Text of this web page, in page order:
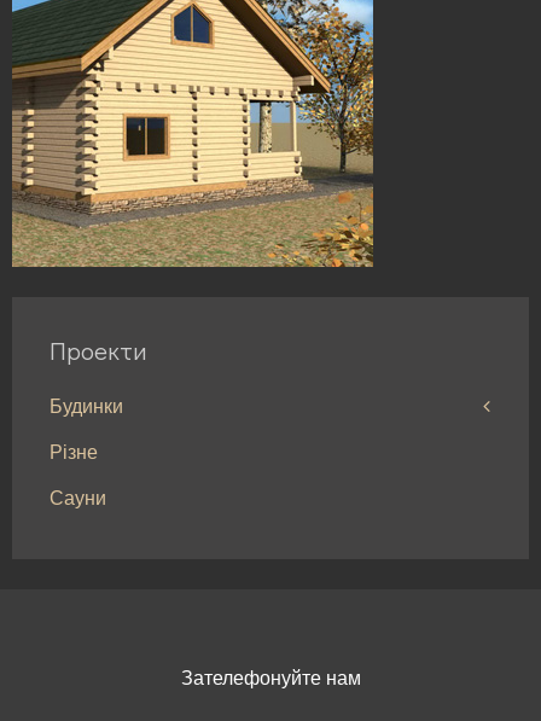
Проекти
Будинки
Будинки до 100м²
Будинки від 100 до 200м²
Різне
Сауни
Зателефонуйте нам